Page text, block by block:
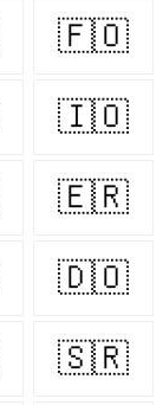
🇫🇴
🇮🇴
🇪🇷
🇩🇴
🇸🇷